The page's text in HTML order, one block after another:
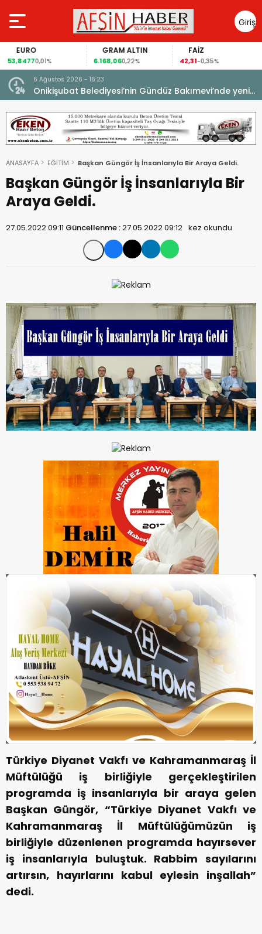
Giriş
Yap
EURO
53,84770,01%
GRAM ALTIN
6.168,060,22%
FAİZ
42,31-0,35%
6 Ağustos 2026 - 16:23
Onikişubat Belediyesi’nin Gündüz Bakımevi’nde yeni
dönemin ön kayıtları başladı.
ANASAYFA EĞİTİM Başkan Güngör İş İnsanlarıyla Bir Araya Geldi.
Başkan Güngör İş İnsanlarıyla Bir
Araya Geldi.
27.05.2022 09:11 Güncellenme :27.05.2022 09:12 kez okundu
Türkiye Diyanet Vakfı ve Kahramanmaraş İl
Müftülüğü iş birliğiyle gerçekleştirilen
programda iş insanlarıyla bir araya gelen
Başkan Güngör, “Türkiye Diyanet Vakfı ve
Kahramanmaraş İl Müftülüğümüzün iş
birliğiyle düzenlenen programda hayırsever
iş insanlarıyla buluştuk. Rabbim sayılarını
artırsın, hayırlarını kabul eylesin inşallah”
dedi.